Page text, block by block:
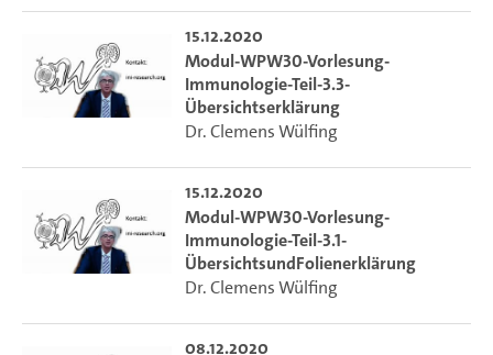
15.12.2020
Modul-WPW30-Vorlesung-
Immunologie-Teil-3.3-
Übersichtserklärung
Dr. Clemens Wülfing
15.12.2020
Modul-WPW30-Vorlesung-
Immunologie-Teil-3.1-
ÜbersichtsundFolienerklärung
Dr. Clemens Wülfing
08.12.2020